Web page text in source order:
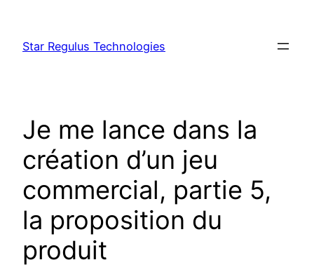
contenu
Star Regulus Technologies
Je me lance dans la
création d’un jeu
commercial, partie 5,
la proposition du
produit